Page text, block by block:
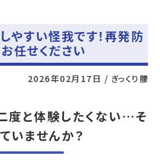
やすい怪我です！再発防
任せください
2026年02月17日 / ぎっくり腰
度と体験したくない…そ
いませんか？